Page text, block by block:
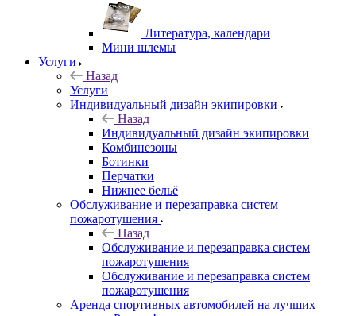
Литература, календари
Мини шлемы
Услуги
Назад
Услуги
Индивидуальный дизайн экипировки
Назад
Индивидуальный дизайн экипировки
Комбинезоны
Ботинки
Перчатки
Нижнее бельё
Обслуживание и перезаправка систем
пожаротушения
Назад
Обслуживание и перезаправка систем
пожаротушения
Обслуживание и перезаправка систем
пожаротушения
Аренда спортивных автомобилей на лучших